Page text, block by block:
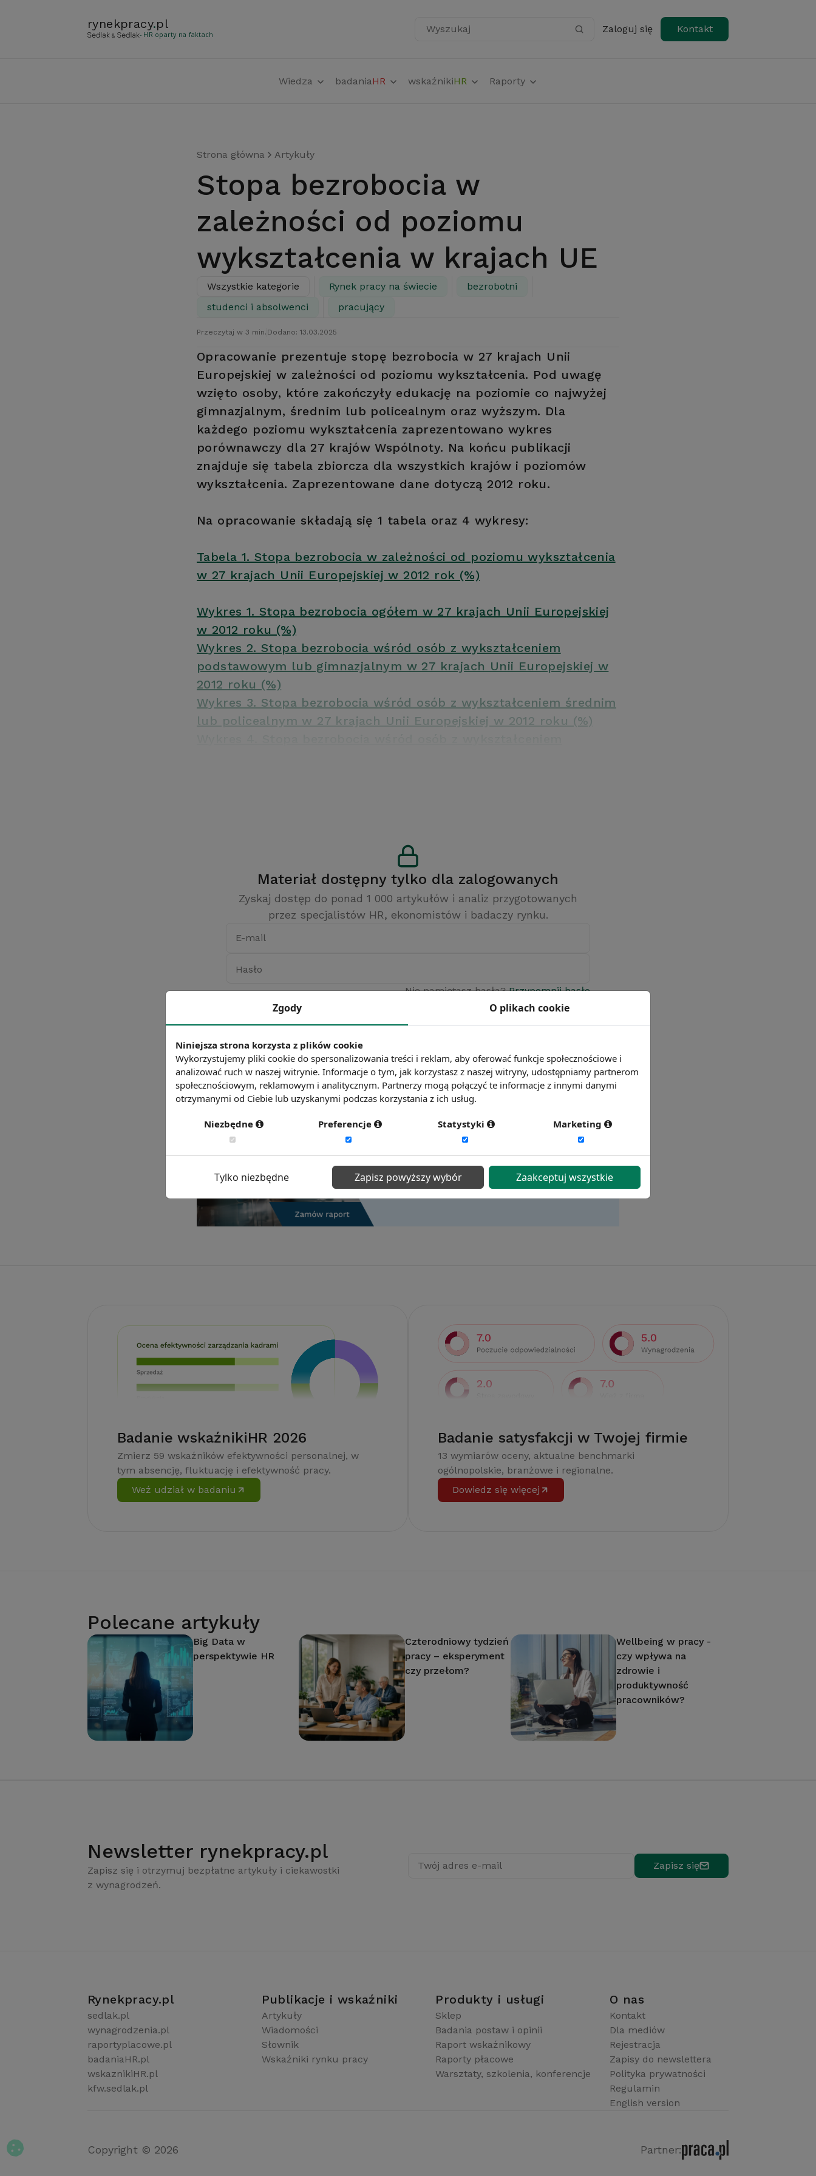
rynekpracy.pl
- HR oparty na faktach Wyszukaj Zaloguj się Kontakt
Wiedza badaniaHR wskaźnikiHR Raporty
Strona główna Artykuły
Stopa bezrobocia w
zależności od poziomu
wykształcenia w krajach UE
Wszystkie kategorie Rynek pracy na świecie
bezrobotni
studenci i absolwenci
pracujący
Przeczytaj w 3 min. Dodano: 13.03.2025
Opracowanie prezentuje stopę bezrobocia w 27 krajach Unii
Europejskiej w zależności od poziomu wykształcenia. Pod uwagę
wzięto osoby, które zakończyły edukację na poziomie co najwyżej
gimnazjalnym, średnim lub policealnym oraz wyższym. Dla
każdego poziomu wykształcenia zaprezentowano wykres
porównawczy dla 27 krajów Wspólnoty. Na końcu publikacji
znajduje się tabela zbiorcza dla wszystkich krajów i poziomów
wykształcenia. Zaprezentowane dane dotyczą 2012 roku.
Na opracowanie składają się 1 tabela oraz 4 wykresy:
Tabela 1. Stopa bezrobocia w zależności od poziomu wykształcenia
w 27 krajach Unii Europejskiej w 2012 rok (%)
Wykres 1. Stopa bezrobocia ogółem w 27 krajach Unii Europejskiej
w 2012 roku (%)
Wykres 2. Stopa bezrobocia wśród osób z wykształceniem
podstawowym lub gimnazjalnym w 27 krajach Unii Europejskiej w
2012 roku (%)
Wykres 3. Stopa bezrobocia wśród osób z wykształceniem średnim
lub policealnym w 27 krajach Unii Europejskiej w 2012 roku (%)
Materiał dostępny tylko dla zalogowanych
Zyskaj dostęp do ponad 1 000 artykułów i analiz przygotowanych
przez specjalistów HR, ekonomistów i badaczy rynku.
E-mail
Hasło
Nie pamiętasz hasła?Przypomnij hasło
Badanie wskaźnikiHR 2026
Zmierz 59 wskaźników efektywności personalnej, w
tym absencję, fluktuację i efektywność pracy.
Weź udział w badaniu
Badanie satysfakcji w Twojej firmie
13 wymiarów oceny, aktualne benchmarki
ogólnopolskie, branżowe i regionalne.
Dowiedz się więcej
Polecane artykuły
Big Data w
perspektywie HR
Czterodniowy tydzień
pracy – eksperyment
czy przełom?
Wellbeing w pracy -
czy wpływa na
zdrowie i
produktywność
pracowników?
Newsletter rynekpracy.pl
Zapisz się i otrzymuj bezpłatne artykuły i ciekawostki
z wynagrodzeń.
Twój adres e-mail Zapisz się
Rynekpracy.pl
sedlak.pl
wynagrodzenia.pl
raportyplacowe.pl
badaniaHR.pl
wskaznikiHR.pl
kfw.sedlak.pl
Publikacje i wskaźniki
Artykuły
Wiadomości
Słownik
Wskaźniki rynku pracy
Produkty i usługi
Sklep
Badania postaw i opinii
Raport wskaźnikowy
Raporty płacowe
Warsztaty, szkolenia, konferencje
O nas
Kontakt
Dla mediów
Rejestracja
Zapisy do newslettera
Polityka prywatności
Regulamin
English version
Copyright © 2026 Partner:
Zgody O plikach cookie
Niniejsza strona korzysta z plików cookie
Wykorzystujemy pliki cookie do spersonalizowania treści i reklam, aby oferować funkcje społecznościowe i
analizować ruch w naszej witrynie. Informacje o tym, jak korzystasz z naszej witryny, udostępniamy partnerom
społecznościowym, reklamowym i analitycznym. Partnerzy mogą połączyć te informacje z innymi danymi
otrzymanymi od Ciebie lub uzyskanymi podczas korzystania z ich usług.
Niezbędne Preferencje Statystyki Marketing
Tylko niezbędne Zapisz powyższy wybór Zaakceptuj wszystkie